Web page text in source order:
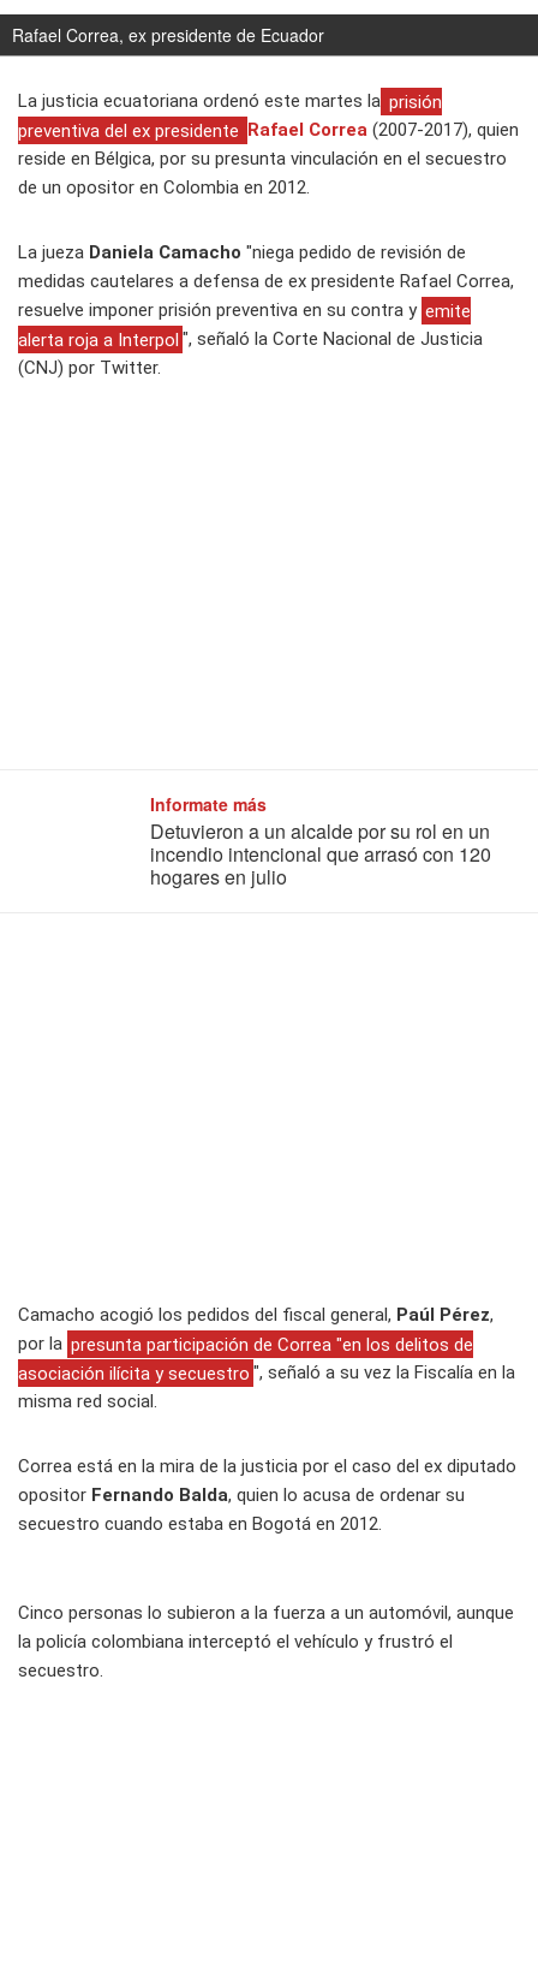
Rafael Correa, ex presidente de Ecuador
La justicia ecuatoriana ordenó este martes la prisión
preventiva del ex presidente Rafael Correa(2007-2017), quien
reside en Bélgica, por su presunta vinculación en el secuestro
de un opositor en Colombia en 2012.
La jueza Daniela Camacho "niega pedido de revisión de
medidas cautelares a defensa de ex presidente Rafael Correa,
resuelve imponer prisión preventiva en su contra y emite
alerta roja a Interpol ", señaló la Corte Nacional de Justicia
(CNJ) por Twitter.
Informate más
Detuvieron a un alcalde por su rol en un
incendio intencional que arrasó con 120
hogares en julio
Camacho acogió los pedidos del fiscal general, Paúl Pérez,
por la presunta participación de Correa "en los delitos de
asociación ilícita y secuestro ", señaló a su vez la Fiscalía en la
misma red social.
Correa está en la mira de la justicia por el caso del ex diputado
opositor Fernando Balda, quien lo acusa de ordenar su
secuestro cuando estaba en Bogotá en 2012.
Cinco personas lo subieron a la fuerza a un automóvil, aunque
la policía colombiana interceptó el vehículo y frustró el
secuestro.